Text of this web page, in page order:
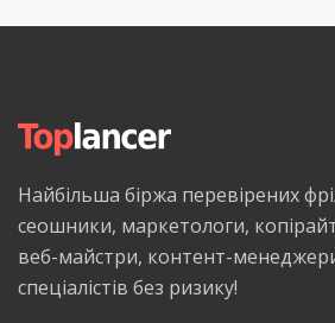
Найбільша біржа перевірених
сеошники, маркетологи,
веб-майстри, контент-
спеціалістів без ризику!